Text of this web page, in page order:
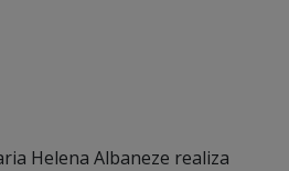
Helena Albaneze realiza